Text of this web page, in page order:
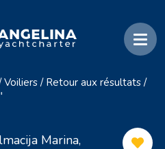
Voiliers / Retour aux résultats /
Marina,